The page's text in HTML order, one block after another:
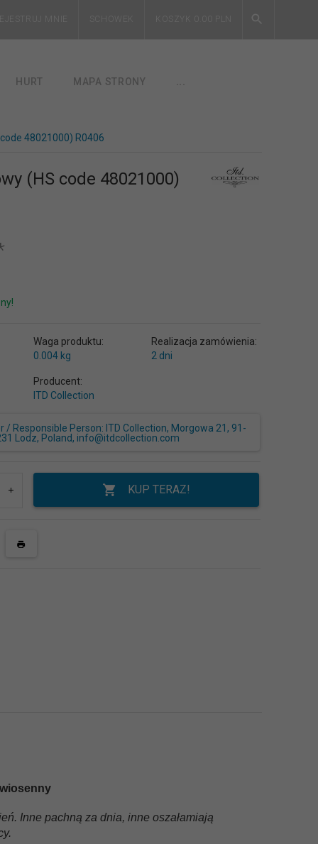
MNIE SCHOWEK KOSZYK
HURT MAPA STRONY
48021000) R0406
(HS code 48021000)
Waga produktu:
0.004 kg
Realizacja zamówienia:
2 dni
Producent:
ITD Collection
/ Responsible Person: ITD Collection, Morgowa 21, 91-
Lodz, Poland, info@itdcollection.com
KUP TERAZ!
wiosenny
Inne pachną za dnia, inne oszałamiają